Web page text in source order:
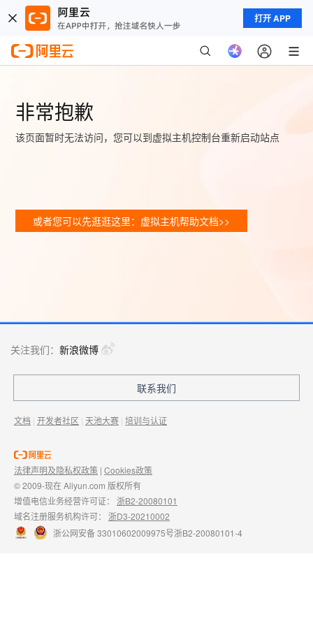
打开 APP
非常抱歉
该页面暂时无法访问，您可以到虚拟主机控制台重新启动站点
或者您可以先逛逛这里：虚拟主机帮助文档>>